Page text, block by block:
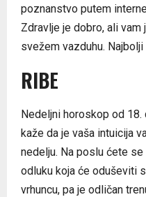
poznanstvo putem
Zdravlje je dobro, ali vam
svežem vazduhu.
RIBE
Nedeljni horoskop od 18.
kaže da je vaša intuicija
nedelju. Na poslu ćete
odluku koja će oduševiti
vrhuncu, pa je odličan